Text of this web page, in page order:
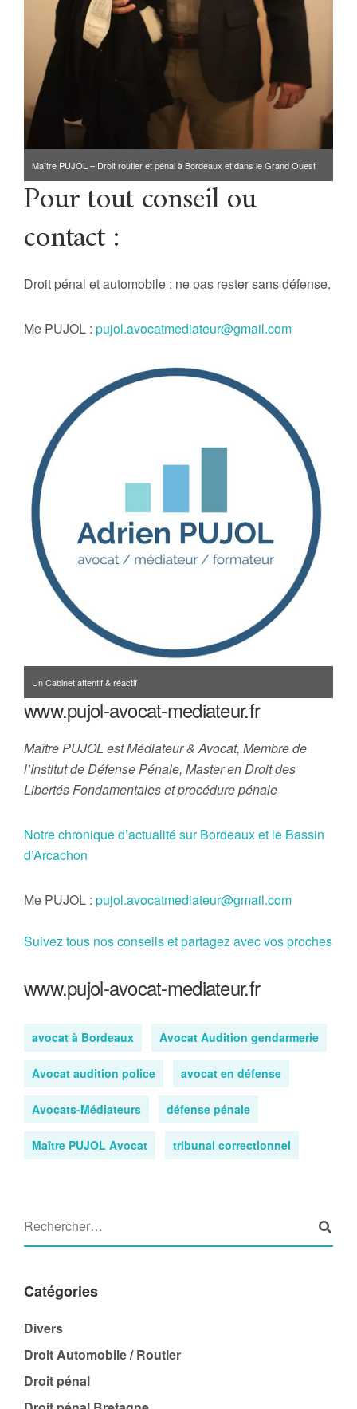
Maître PUJOL – Droit routier et pénal à Bordeaux et dans le Grand Ouest
Pour tout conseil ou
contact :
Droit pénal et automobile : ne pas rester sans défense.
Me PUJOL : pujol.avocatmediateur@gmail.com
Un Cabinet attentif & réactif
www.pujol-avocat-mediateur.fr
Maître PUJOL est Médiateur & Avocat, Membre de
l’Institut de Défense Pénale, Master en Droit des
Libertés Fondamentales et procédure pénale
Notre chronique d’actualité sur Bordeaux et le Bassin
d’Arcachon
Me PUJOL : pujol.avocatmediateur@gmail.com
Suivez tous nos conseils et partagez avec vos proches
www.pujol-avocat-mediateur.fr
avocat à Bordeaux Avocat Audition gendarmerie
Avocat audition police avocat en défense
Avocats-Médiateurs défense pénale
Maître PUJOL Avocat tribunal correctionnel
Catégories
Divers
Droit Automobile / Routier
Droit pénal